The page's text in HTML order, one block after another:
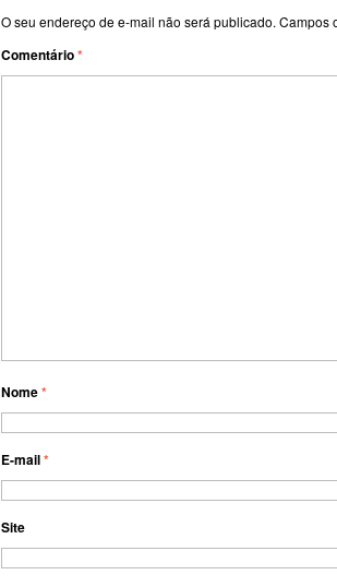
O seu endereço de e-mail não será publicado. Campos
Comentário*
Nome*
E-mail*
Site